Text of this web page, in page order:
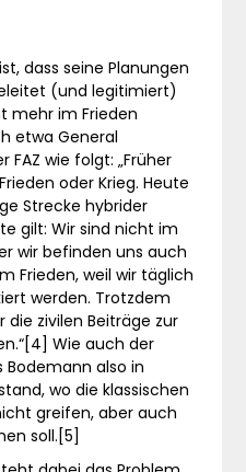
dass seine Planungen
(und legitimiert)
mehr im Frieden
etwa General
wie folgt: „Früher
oder Krieg. Heute
Strecke hybrider
gilt: Wir sind nicht im
wir befinden uns auch
Frieden, weil wir täglich
werden. Trotzdem
zivilen Beiträge zur
Wie auch der
Bodemann also in
wo die klassischen
greifen, aber auch
soll.[5]